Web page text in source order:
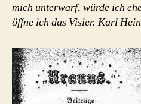
mich unterwarf, würde ich
öffne ich das Visier. Karl